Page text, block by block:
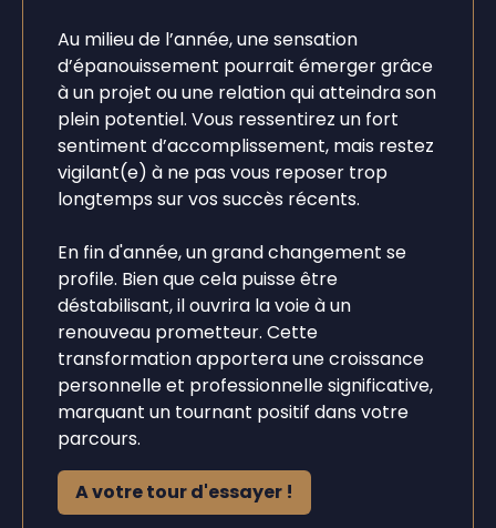
Au milieu de l’année, une sensation
d’épanouissement pourrait émerger grâce
à un projet ou une relation qui atteindra son
plein potentiel. Vous ressentirez un fort
sentiment d’accomplissement, mais restez
vigilant(e) à ne pas vous reposer trop
longtemps sur vos succès récents.
En fin d'année, un grand changement se
profile. Bien que cela puisse être
déstabilisant, il ouvrira la voie à un
renouveau prometteur. Cette
transformation apportera une croissance
personnelle et professionnelle significative,
marquant un tournant positif dans votre
parcours.
A votre tour d'essayer !